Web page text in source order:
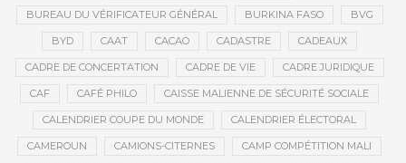
BUREAU DU VÉRIFICATEUR GÉNÉRAL BURKINA FASO BVG
BYD CAAT CACAO CADASTRE CADEAUX
CADRE DE CONCERTATION CADRE DE VIE CADRE JURIDIQUE
CAF CAFÉ PHILO CAISSE MALIENNE DE SÉCURITÉ SOCIALE
CALENDRIER COUPE DU MONDE CALENDRIER ÉLECTORAL
CAMEROUN CAMIONS-CITERNES CAMP COMPÉTITION MALI